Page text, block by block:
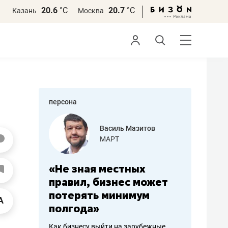
Казань 20.6 °С Москва 20.7 °С
персона
работа
Василь Мазитов
МАРТ
«Не зная местных
правил, бизнес может
потерять минимум
полгода»